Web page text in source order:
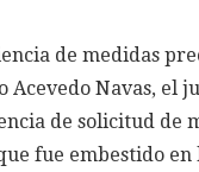
Acevedo Navas, el
de solicitud de
fue embestido en